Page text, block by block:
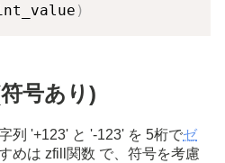
)
号あり)
列 '+123' と '-123' を 5桁でゼ
めは zfill関数 で、符号を考慮